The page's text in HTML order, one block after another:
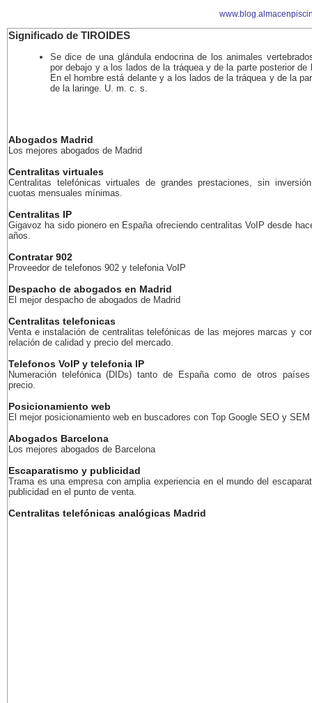
Significado de TIROIDES
Se dice de una glándula endocrina de los animales
por debajo y a los lados de la tráquea y de la parte posterior de
En el hombre está delante y a los lados de la tráquea y de la
de la laringe. U. m. c. s.
Abogados Madrid
Los mejores abogados de Madrid
Centralitas virtuales
Centralitas telefónicas virtuales de grandes prestaciones, sin
cuotas mensuales mínimas.
Centralitas IP
Gigavoz ha sido pionero en España ofreciendo centralitas VoIP desde
años.
Contratar 902
Proveedor de telefonos 902 y telefonia VoIP
Despacho de abogados en Madrid
El mejor despacho de abogados de Madrid
Centralitas telefonicas
Venta e instalación de centralitas telefónicas de las mejores marcas y
relación de calidad y precio del mercado.
Telefonos VoIP y telefonia IP
Numeración telefónica (DIDs) tanto de España como de otros
precio.
Posicionamiento web
El mejor posicionamiento web en buscadores con Top Google SEO y SEM
Abogados Barcelona
Los mejores abogados de Barcelona
Escaparatismo y publicidad
Trama es una empresa con amplia experiencia en el mundo del
publicidad en el punto de venta.
Centralitas telefónicas analógicas Madrid